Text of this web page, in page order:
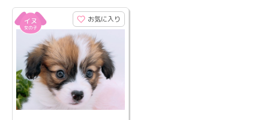
お気に入り